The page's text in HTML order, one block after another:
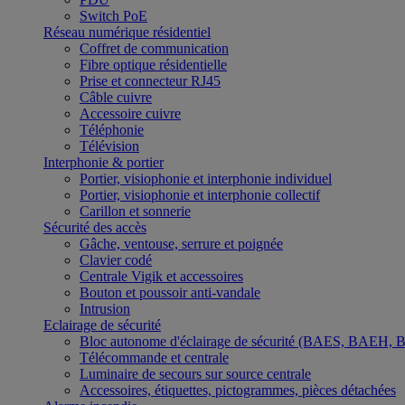
Switch PoE
Réseau numérique résidentiel
Coffret de communication
Fibre optique résidentielle
Prise et connecteur RJ45
Câble cuivre
Accessoire cuivre
Téléphonie
Télévision
Interphonie & portier
Portier, visiophonie et interphonie individuel
Portier, visiophonie et interphonie collectif
Carillon et sonnerie
Sécurité des accès
Gâche, ventouse, serrure et poignée
Clavier codé
Centrale Vigik et accessoires
Bouton et poussoir anti-vandale
Intrusion
Eclairage de sécurité
Bloc autonome d'éclairage de sécurité (BAES,
Télécommande et centrale
Luminaire de secours sur source centrale
Accessoires, étiquettes, pictogrammes, pièces détachées